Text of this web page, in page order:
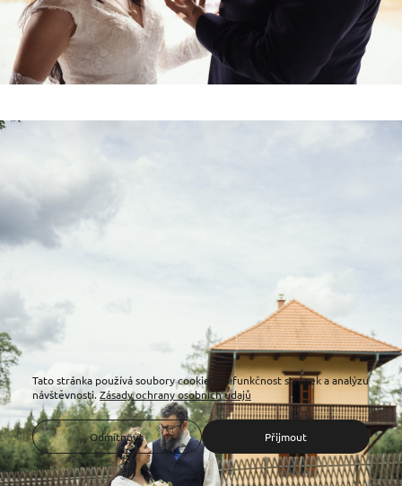
Tato stránka používá soubory cookie pro funkčnost stránek a analýzu
návštěvnosti.Zásady ochrany osobních údajů
Odmítnout Přijmout